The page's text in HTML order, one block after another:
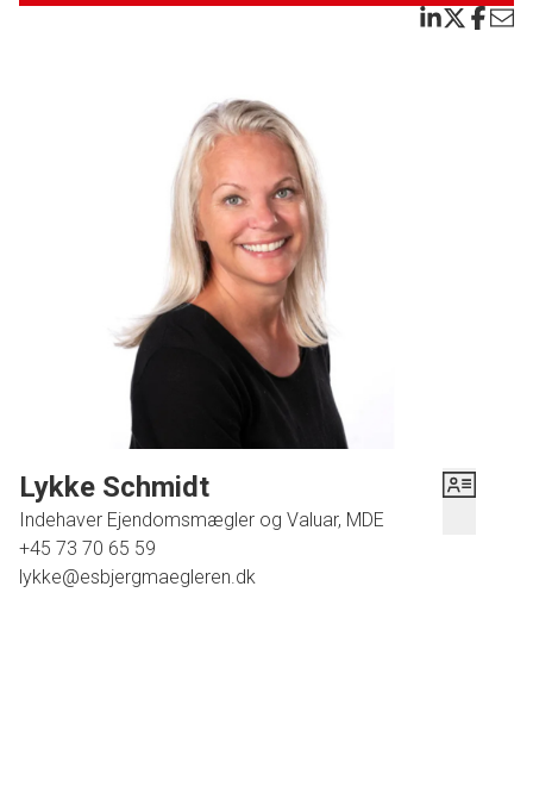
Endvidere er der fælles vaskekælder med egen vaskemaskine.
Bestil en uforpligtende fremvisning.
Lykke Schmidt
Indehaver Ejendomsmægler og Valuar, MDE
+45 73 70 65 59
lykke@esbjergmaegleren.dk